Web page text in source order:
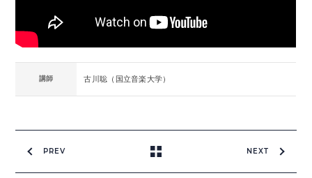
講師 古川聡（国立音楽大学）
PREV NEXT